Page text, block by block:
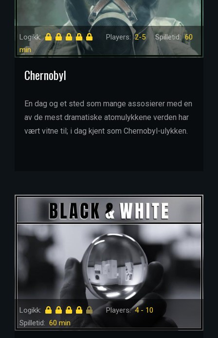
Logikk: Players:2-5 Spilletid:60
min
Chernobyl
En dag og et sted som mange assosierer med en
av de mest dramatiske atomulykkene verden har
vært vitne til; i dag kjent som Chernobyl-ulykken.
Logikk: Players:4 - 10
Spilletid: 60 min